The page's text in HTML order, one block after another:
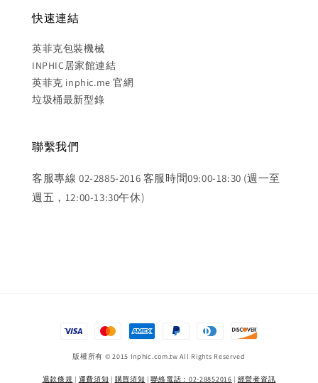
快速連結
英菲克包裝機械
INPHIC居家館連結
英菲克 inphic.me 官網
垃圾桶最新型錄
聯繫我們
客服專線 02-2885-2016 客服時間09:00-18:30 (週一至
週五，12:00-13:30午休)
版權所有 © 2015 Inphic.com.tw All Rights Reserved
退款條規 | 運費須知 | 購買須知 |聯絡電話：02-28852016 | 經營者資訊